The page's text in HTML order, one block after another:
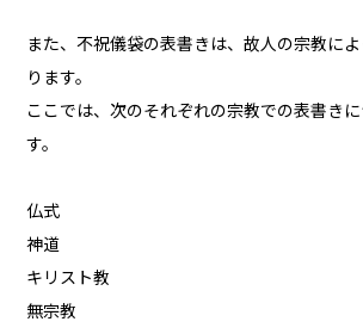
また、不祝儀袋の表書きは、故人の宗教に
ります。
ここでは、次のそれぞれの宗教での表書き
す。
仏式
神道
キリスト教
無宗教